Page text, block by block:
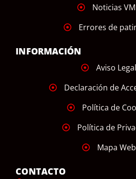
Noticias
Errores de
INFORMACIÓN
Aviso Legal
Declaración de
Política de
Política de
Mapa Web
CONTACTO